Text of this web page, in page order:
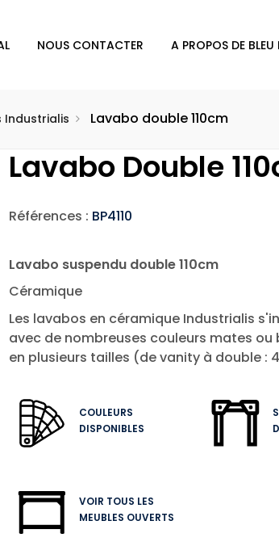
NOUS CONTACTER A PROPOS DE BLEU
Industrialis Lavabo double 110cm
Lavabo Double
Références : BP4110
Lavabo suspendu double 110cm
Céramique
Les lavabos en céramique Industrialis
avec de nombreuses couleurs mates
en plusieurs tailles (de vanity à double :
COULEURS
DISPONIBLES
VOIR TOUS LES
MEUBLES OUVERTS